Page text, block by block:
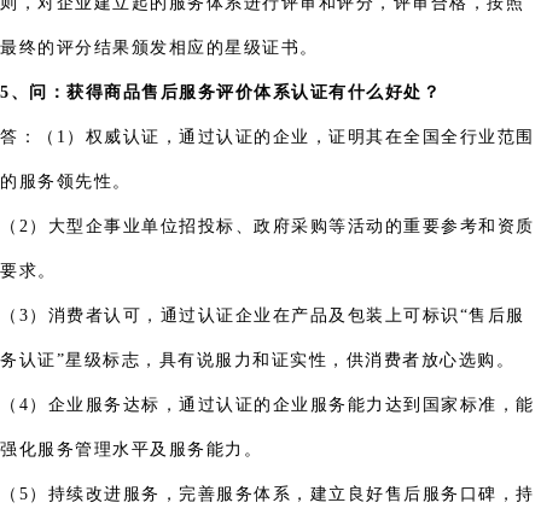
最终的评分结果颁发相应的星级证书。
5、问：获得商品售后服务评价体系认证有什么好处？
答：（1）权威认证，通过认证的企业，证明其在全国全行业范围
的服务领先性。
（2）大型企事业单位招投标、政府采购等活动的重要参考和资质
要求。
（3）消费者认可，通过认证企业在产品及包装上可标识“售后服
务认证”星级标志，具有说服力和证实性，供消费者放心选购。
（4）企业服务达标，通过认证的企业服务能力达到国家标准，能
强化服务管理水平及服务能力。
（5）持续改进服务，完善服务体系，建立良好售后服务口碑，持